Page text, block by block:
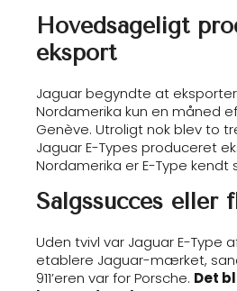
Hovedsageligt
eksport
Jaguar begyndte at
Nordamerika kun en måned
Genève. Utroligt nok blev to
Jaguar E-Types produceret
Nordamerika er E-Type kendt
Salgssucces eller
Uden tvivl var Jaguar E-Type
etablere Jaguar-mærket,
911’eren var for Porsche. Det